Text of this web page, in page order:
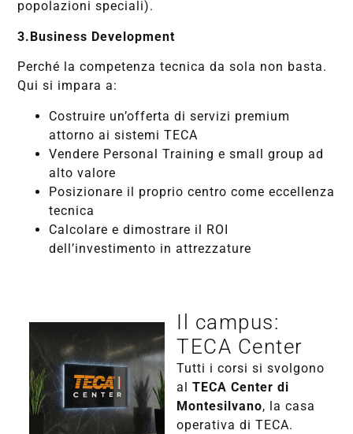
popolazioni speciali).
3.Business Development
Perché la competenza tecnica da sola non basta.
Qui si impara a:
Costruire un’offerta di servizi premium
attorno ai sistemi TECA
Vendere Personal Training e small group ad
alto valore
Posizionare il proprio centro come eccellenza
tecnica
Calcolare e dimostrare il ROI
dell’investimento in attrezzature
Il campus:
TECA Center
Tutti i corsi si svolgono
al TECA Center di
Montesilvano, la casa
operativa di TECA.